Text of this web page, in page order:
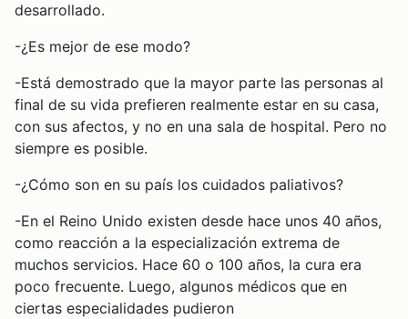
desarrollado.
-¿Es mejor de ese modo?
-Está demostrado que la mayor parte las personas al
final de su vida prefieren realmente estar en su casa,
con sus afectos, y no en una sala de hospital. Pero no
siempre es posible.
-¿Cómo son en su país los cuidados paliativos?
-En el Reino Unido existen desde hace unos 40 años,
como reacción a la especialización extrema de
muchos servicios. Hace 60 o 100 años, la cura era
poco frecuente. Luego, algunos médicos que en
ciertas especialidades pudieron